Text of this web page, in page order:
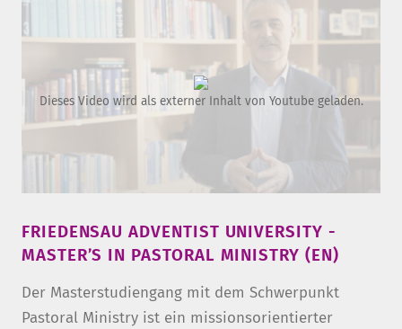
Dieses Video wird als externer Inhalt von Youtube geladen.
FRIEDENSAU ADVENTIST UNIVERSITY -
MASTER’S IN PASTORAL MINISTRY (EN)
Der Masterstudiengang mit dem Schwerpunkt
Pastoral Ministry ist ein missionsorientierter